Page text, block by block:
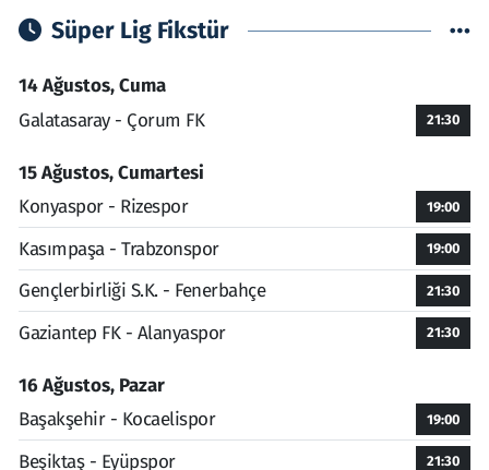
Süper Lig Fikstür
14 Ağustos, Cuma
Galatasaray - Çorum FK
21:30
15 Ağustos, Cumartesi
Konyaspor - Rizespor
19:00
Kasımpaşa - Trabzonspor 19:00
Gençlerbirliği S.K. - Fenerbahçe 21:30
Gaziantep FK - Alanyaspor 21:30
16 Ağustos, Pazar
Başakşehir - Kocaelispor
19:00
Beşiktaş - Eyüpspor 21:30